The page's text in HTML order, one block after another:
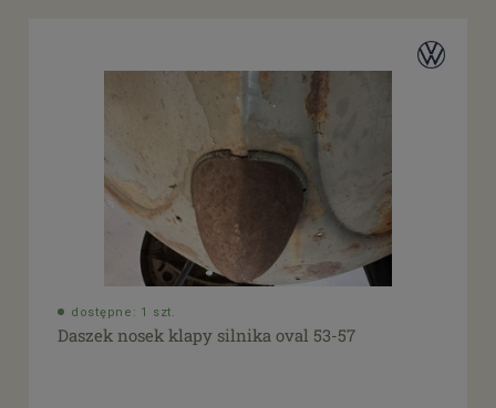
(1)
filtruj
Promocja
dostępne: 1 szt.
Daszek nosek klapy silnika oval 53-57